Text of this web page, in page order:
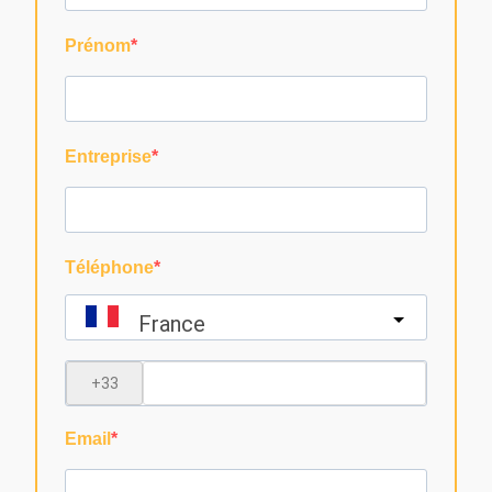
Prénom
Entreprise
Téléphone
France
Email